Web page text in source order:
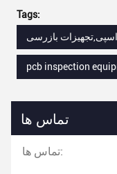
Tags:
pcb inspection
تماس ها
تماس ها: